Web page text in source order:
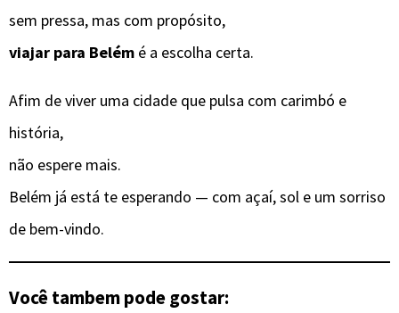
sem pressa, mas com propósito,
viajar para Belém é a escolha certa.
Afim de viver uma cidade que pulsa com carimbó e
história,
não espere mais.
Belém já está te esperando — com açaí, sol e um sorriso
de bem-vindo.
Você tambem pode gostar: